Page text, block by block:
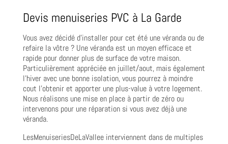
Devis menuiseries PVC à La Garde
Vous avez décidé d’installer pour cet été une véranda ou de
refaire la vôtre ? Une véranda est un moyen efficace et
rapide pour donner plus de surface de votre maison.
Particulièrement appréciée en juillet/aout, mais également
l’hiver avec une bonne isolation, vous pourrez à moindre
cout l’obtenir et apporter une plus-value à votre logement.
Nous réalisons une mise en place à partir de zéro ou
intervenons pour une réparation si vous avez déjà une
véranda.
LesMenuiseriesDeLaVallee interviennent dans de multiples